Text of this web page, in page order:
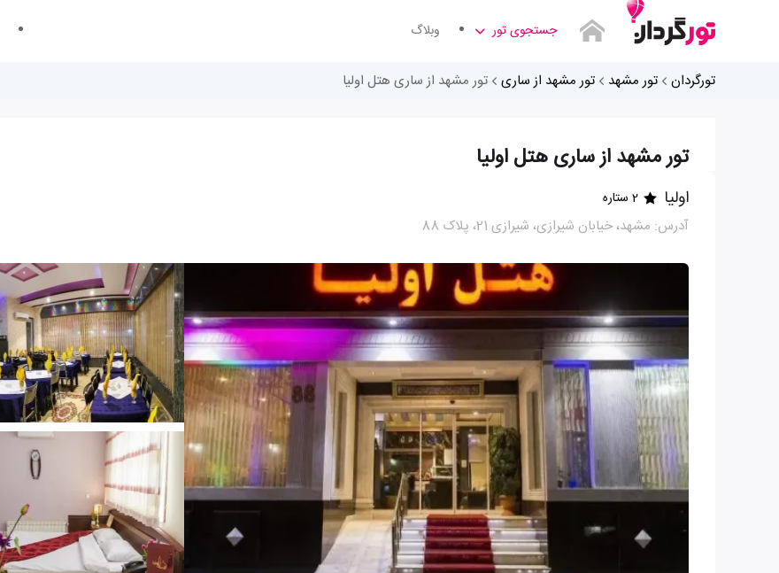
جستجوی تور وبلاگ
تورگردان تور مشهد تور مشهد از ساری تور مشهد از ساری هتل اولیا
تور مشهد از ساری هتل اولیا
اولیا 2 ستاره
آدرس: مشهد، خیابان شیرازی، شیرازی 21، پلاک 88